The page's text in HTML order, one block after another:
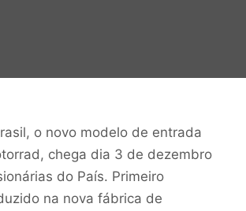
o novo modelo de entrada
chega dia 3 de dezembro
do País. Primeiro
na nova fábrica de